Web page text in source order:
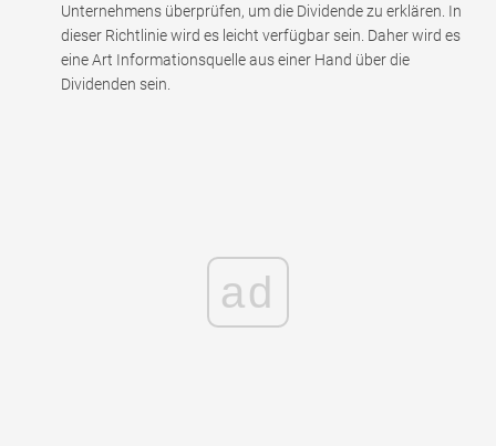
Unternehmens überprüfen, um die Dividende zu erklären. In
dieser Richtlinie wird es leicht verfügbar sein. Daher wird es
eine Art Informationsquelle aus einer Hand über die
Dividenden sein.
ad